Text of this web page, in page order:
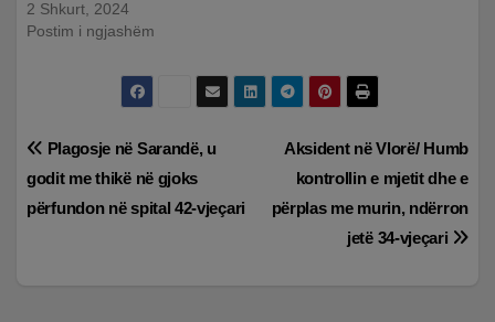
2 Shkurt, 2024
Postim i ngjashëm
Lëvizje
te
Aksident në Vlorë/ Humb
kontrollin e mjetit dhe e
përplas me murin, ndërron
jetë 34-vjeçari
Plagosje në Sarandë, u
godit me thikë në gjoks
përfundon në spital 42-vjeçari